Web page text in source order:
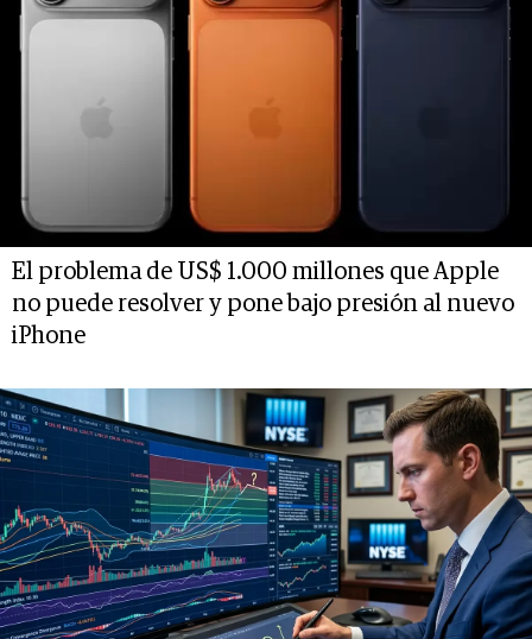
El problema de US$ 1.000 millones que Apple
no puede resolver y pone bajo presión al nuevo
iPhone